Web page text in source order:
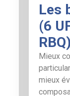
Les
(6
Mieux
mieux